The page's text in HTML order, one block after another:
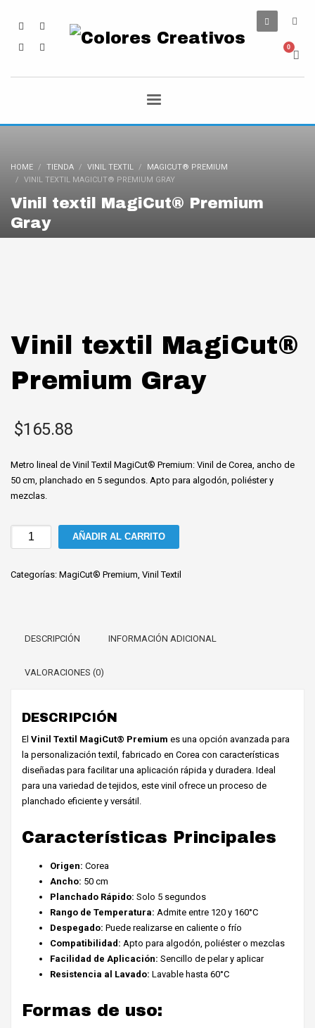
HOME TIENDA VINIL TEXTIL
MAGICUT® PREMIUM
VINIL TEXTIL MAGICUT® PREMIUM GRAY
Vinil textil MagiCut® Premium
Gray
Vinil textil MagiCut®
Premium Gray
$165.88
Metro lineal de Vinil Textil MagiCut® Premium: Vinil de Corea, ancho de
50 cm, planchado en 5 segundos. Apto para algodón, poliéster y
mezclas.
Vinil
textil
Premium
AÑADIR AL CARRITO
Categorías: MagiCut® Premium Vinil Textil
DESCRIPCIÓN INFORMACIÓN ADICIONAL
VALORACIONES (0)
DESCRIPCIÓN
El Vinil Textil MagiCut® Premium es una opción avanzada para
la personalización textil, fabricado en Corea con características
diseñadas para facilitar una aplicación rápida y duradera. Ideal
para una variedad de tejidos, este vinil ofrece un proceso de
planchado eficiente y versátil.
Características Principales
Origen: Corea
Ancho: 50 cm
Planchado Rápido: Solo 5 segundos
Rango de Temperatura: Admite entre 120 y 160°C
Despegado: Puede realizarse en caliente o frío
Compatibilidad: Apto para algodón, poliéster o mezclas
Facilidad de Aplicación: Sencillo de pelar y aplicar
Resistencia al Lavado: Lavable hasta 60°C
Formas de uso: